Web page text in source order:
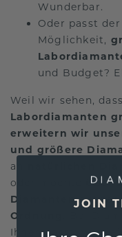
Wunderbar.
Oder passt der
Möglichkeit,
und Budget?
Weil wir sehen,
Labordiamanten
erweitern wir
und größere
an
oder möchte
über
Diamanten
Ordnung
Ihnen passt; wir
JOIN